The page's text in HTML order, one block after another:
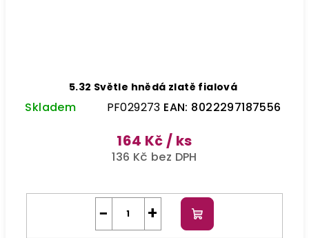
5.32 Světle hnědá zlatě fialová
Skladem PF029273 EAN: 8022297187556
164 Kč / ks
136 Kč bez DPH
+
− Do
košíku